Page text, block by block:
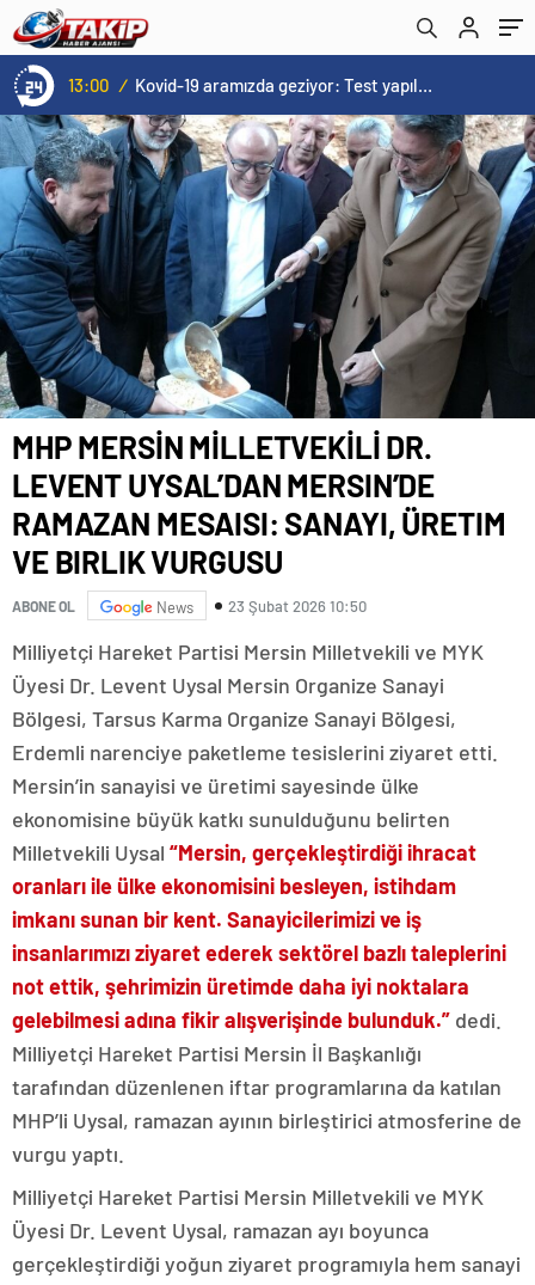
13:00 / Kovid-19 aramızda geziyor: Test yapılmadığı için kimse farkında değil
SANAYI, ÜRETIM VE BIRLIK VURGUSU
MHP MERSİN MİLLETVEKİLİ DR.
LEVENT UYSAL’DAN MERSIN’DE
RAMAZAN MESAISI: SANAYI, ÜRETIM
VE BIRLIK VURGUSU
ABONE OL News 23 Şubat 2026 10:50
Milliyetçi Hareket Partisi Mersin Milletvekili ve MYK
Üyesi Dr. Levent Uysal Mersin Organize Sanayi
Bölgesi, Tarsus Karma Organize Sanayi Bölgesi,
Erdemli narenciye paketleme tesislerini ziyaret etti.
Mersin’in sanayisi ve üretimi sayesinde ülke
ekonomisine büyük katkı sunulduğunu belirten
Milletvekili Uysal “Mersin, gerçekleştirdiği ihracat
oranları ile ülke ekonomisini besleyen, istihdam
imkanı sunan bir kent. Sanayicilerimizi ve iş
insanlarımızı ziyaret ederek sektörel bazlı taleplerini
not ettik, şehrimizin üretimde daha iyi noktalara
gelebilmesi adına fikir alışverişinde bulunduk.” dedi.
Milliyetçi Hareket Partisi Mersin İl Başkanlığı
tarafından düzenlenen iftar programlarına da katılan
MHP’li Uysal, ramazan ayının birleştirici atmosferine de
vurgu yaptı.
Milliyetçi Hareket Partisi Mersin Milletvekili ve MYK
Üyesi Dr. Levent Uysal, ramazan ayı boyunca
gerçekleştirdiği yoğun ziyaret programıyla hem sanayi